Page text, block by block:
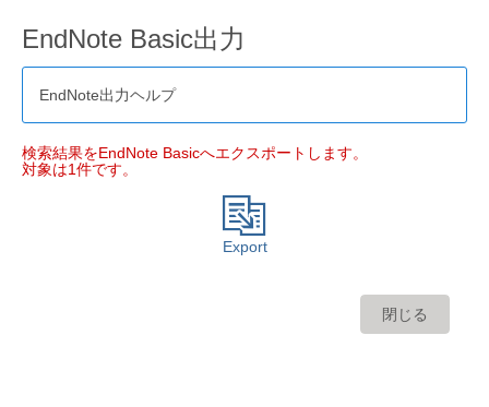
EndNote Basic出力
EndNote出力ヘルプ
検索結果をEndNote Basicへエクスポートします。
対象は1件です。
Export